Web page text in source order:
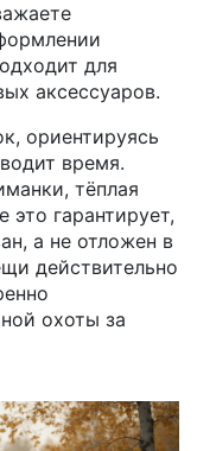
для
аксессуаров.
ориентируясь
время.
тёплая
гарантирует,
а не отложен в
действительно
охоты за